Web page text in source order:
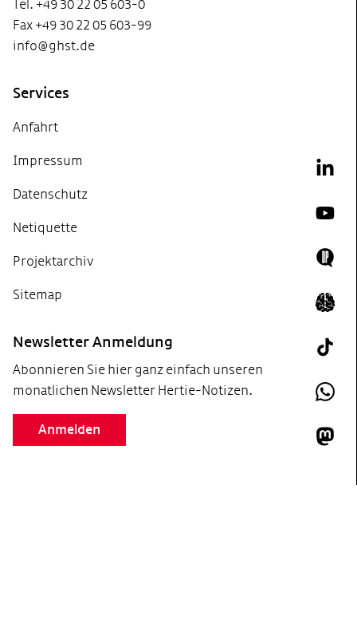
Tel. +49 30 22 05 603-0
Fax +49 30 22 05 603-99
info@ghst.de
Services
Anfahrt
Impressum
Datenschutz
Netiquette
Projektarchiv
Sitemap
Newsletter Anmeldung
Abonnieren Sie hier ganz einfach unseren
monatlichen Newsletter Hertie-Notizen.
Anmelden
Icon
Tik